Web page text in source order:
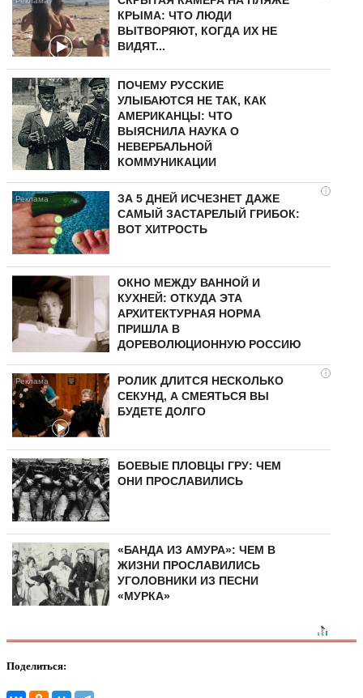
КРЫМА: ЧТО ЛЮДИ
ВЫТВОРЯЮТ, КОГДА ИХ НЕ
ВИДЯТ...
ПОЧЕМУ РУССКИЕ
УЛЫБАЮТСЯ НЕ ТАК, КАК
АМЕРИКАНЦЫ: ЧТО
ВЫЯСНИЛА НАУКА О
НЕВЕРБАЛЬНОЙ
КОММУНИКАЦИИ
i
ЗА 5 ДНЕЙ ИСЧЕЗНЕТ ДАЖЕ
САМЫЙ ЗАСТАРЕЛЫЙ ГРИБОК:
ВОТ ХИТРОСТЬ
ОКНО МЕЖДУ ВАННОЙ И
КУХНЕЙ: ОТКУДА ЭТА
АРХИТЕКТУРНАЯ НОРМА
ПРИШЛА В
ДОРЕВОЛЮЦИОННУЮ РОССИЮ
i
РОЛИК ДЛИТСЯ НЕСКОЛЬКО
СЕКУНД, А СМЕЯТЬСЯ ВЫ
БУДЕТЕ ДОЛГО
БОЕВЫЕ ПЛОВЦЫ ГРУ: ЧЕМ
ОНИ ПРОСЛАВИЛИСЬ
«БАНДА ИЗ АМУРА»: ЧЕМ В
ЖИЗНИ ПРОСЛАВИЛИСЬ
УГОЛОВНИКИ ИЗ ПЕСНИ
«МУРКА»
Поделиться: